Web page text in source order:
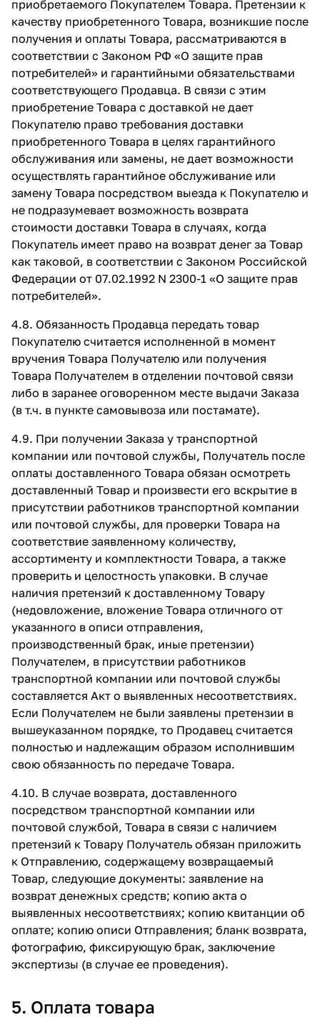
приобретаемого Покупателем Товара. Претензии к
качеству приобретенного Товара, возникшие после
получения и оплаты Товара, рассматриваются в
соответствии с Законом РФ «О защите прав
потребителей» и гарантийными обязательствами
соответствующего Продавца. В связи с этим
приобретение Товара с доставкой не дает
Покупателю право требования доставки
приобретенного Товара в целях гарантийного
обслуживания или замены, не дает возможности
осуществлять гарантийное обслуживание или
замену Товара посредством выезда к Покупателю и
не подразумевает возможность возврата
стоимости доставки Товара в случаях, когда
Покупатель имеет право на возврат денег за Товар
как таковой, в соответствии с Законом Российской
Федерации от 07.02.1992 N 2300-1 «О защите прав
потребителей».
4.8. Обязанность Продавца передать товар
Покупателю считается исполненной в момент
вручения Товара Получателю или получения
Товара Получателем в отделении почтовой связи
либо в заранее оговоренном месте выдачи Заказа
(в т.ч. в пункте самовывоза или постамате).
4.9. При получении Заказа у транспортной
компании или почтовой службы, Получатель после
оплаты доставленного Товара обязан осмотреть
доставленный Товар и произвести его вскрытие в
присутствии работников транспортной компании
или почтовой службы, для проверки Товара на
соответствие заявленному количеству,
ассортименту и комплектности Товара, а также
проверить и целостность упаковки. В случае
наличия претензий к доставленному Товару
(недовложение, вложение Товара отличного от
указанного в описи отправления,
производственный брак, иные претензии)
Получателем, в присутствии работников
транспортной компании или почтовой службы
составляется Акт о выявленных несоответствиях.
Если Получателем не были заявлены претензии в
вышеуказанном порядке, то Продавец считается
полностью и надлежащим образом исполнившим
свою обязанность по передаче Товара.
4.10. В случае возврата, доставленного
посредством транспортной компании или
почтовой службой, Товара в связи с наличием
претензий к Товару Получатель обязан приложить
к Отправлению, содержащему возвращаемый
Товар, следующие документы: заявление на
возврат денежных средств; копию акта о
выявленных несоответствиях; копию квитанции об
оплате; копию описи Отправления; бланк возврата,
фотографию, фиксирующую брак, заключение
экспертизы (в случае ее проведения).
5. Оплата товара